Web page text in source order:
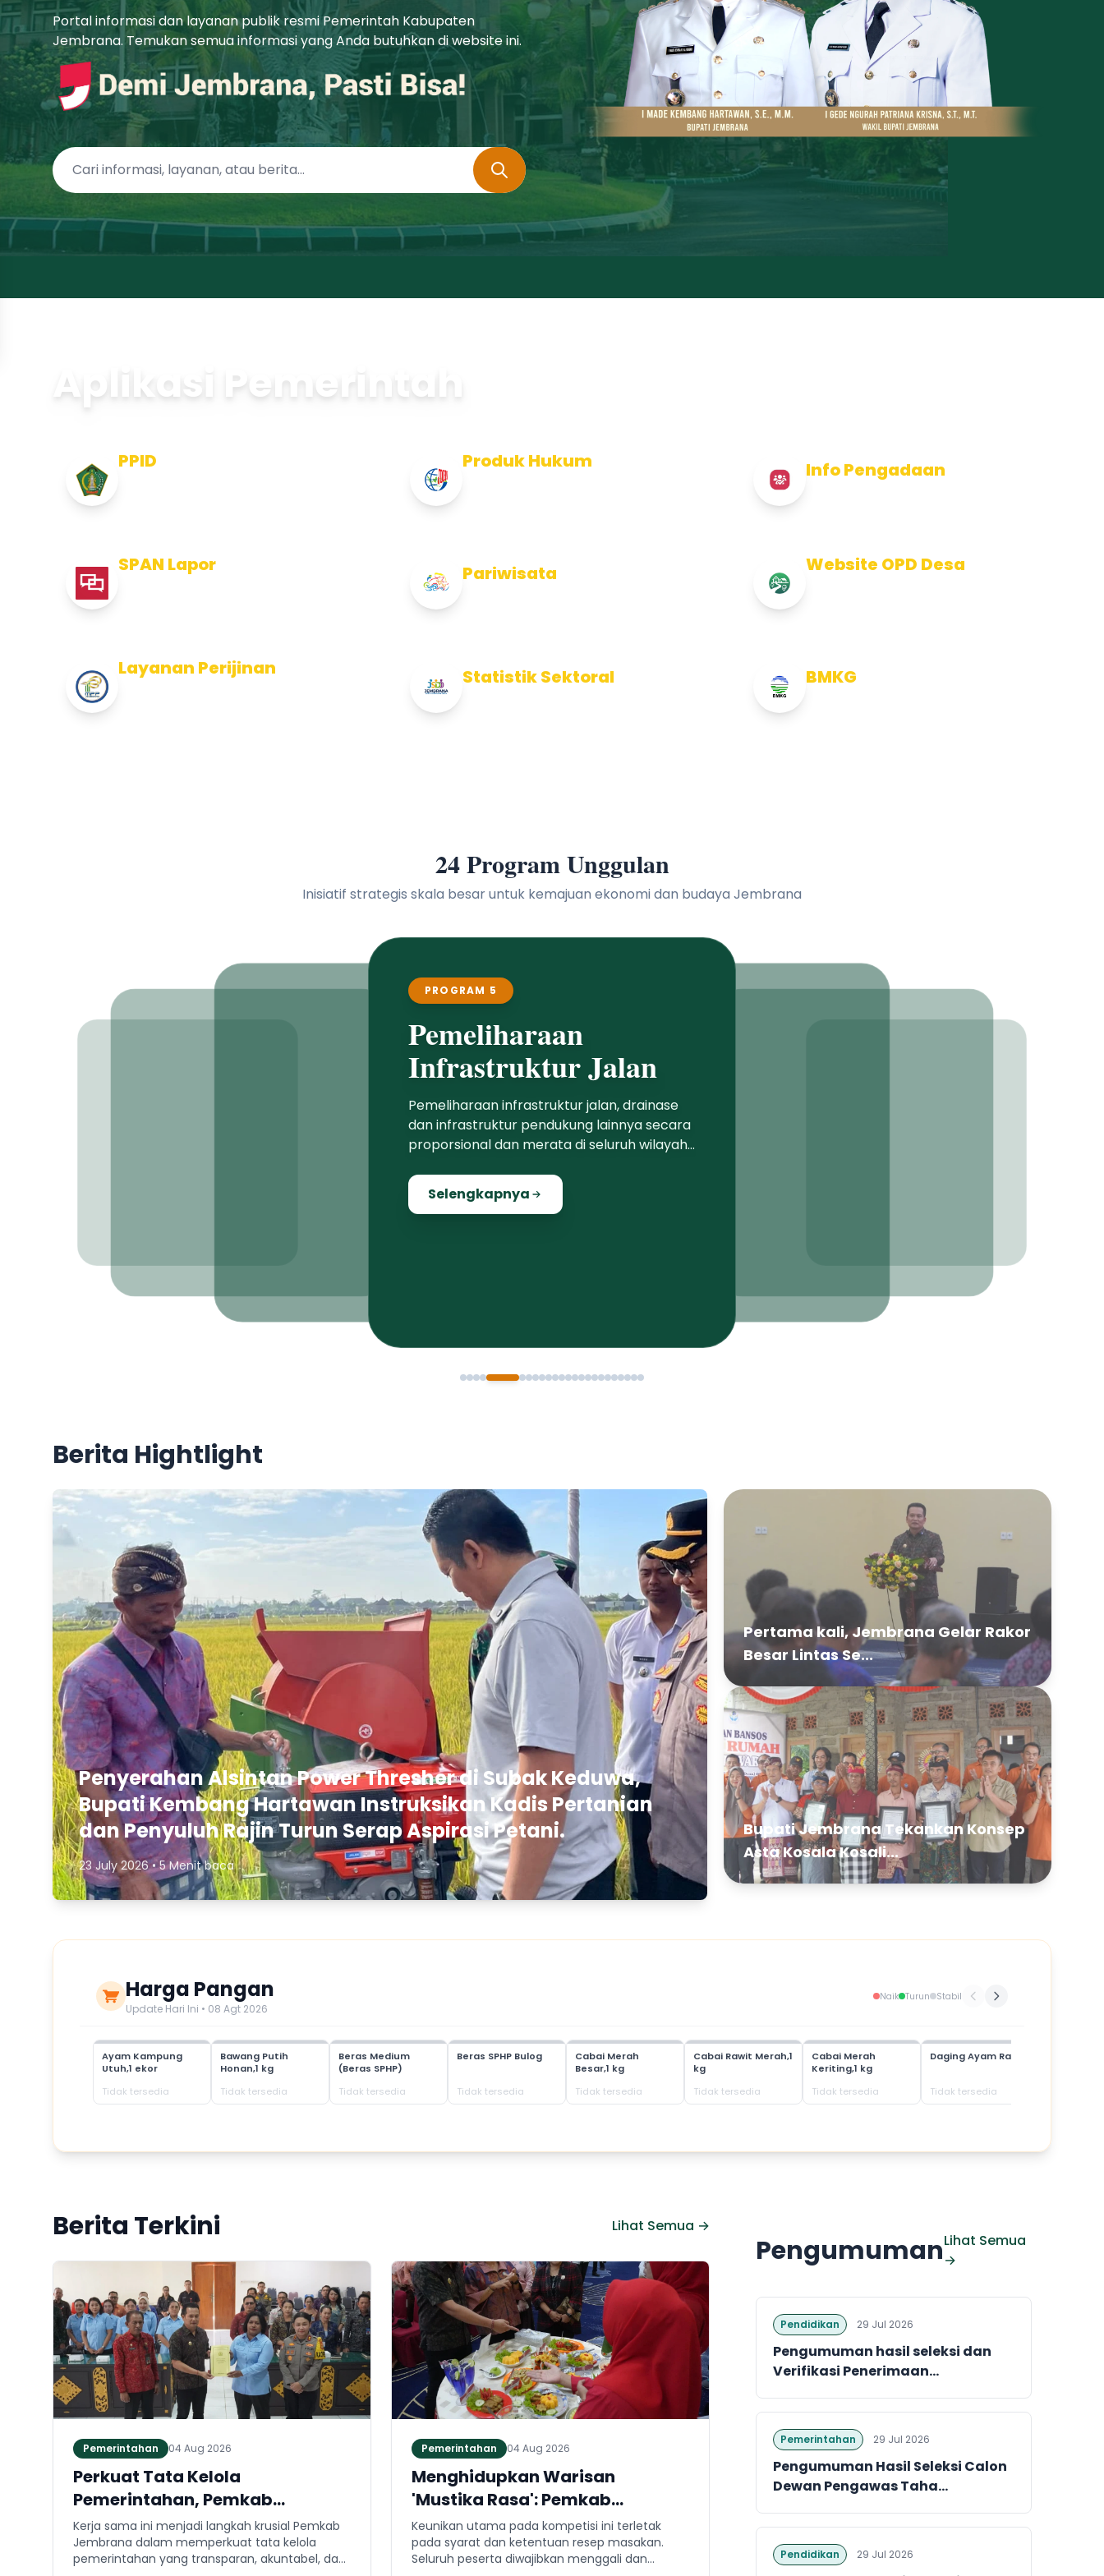
Portal informasi dan layanan publik resmi Pemerintah Kabupaten
Jembrana. Temukan semua informasi yang Anda butuhkan di website ini.
Aplikasi Pemerintah
PPID Produk Hukum Info Pengadaan
SPAN Lapor Pariwisata Website OPD Desa
Layanan Perijinan Statistik Sektoral BMKG
24 Program Unggulan
Inisiatif strategis skala besar untuk kemajuan ekonomi dan budaya Jembrana
PROGRAM 5
Pemeliharaan
Infrastruktur Jalan
Pemeliharaan infrastruktur jalan, drainase
dan infrastruktur pendukung lainnya secara
proporsional dan merata di seluruh wilayah
Selengkapnya
Berita Hightlight
Penyerahan Alsintan Power Thresher di Subak Keduwa,
Bupati Kembang Hartawan Instruksikan Kadis Pertanian
dan Penyuluh Rajin Turun Serap Aspirasi Petani.
23 July 2026 • 5 Menit baca
Pertama kali, Jembrana Gelar Rakor
Besar Lintas Se...
Bupati Jembrana Tekankan Konsep
Asta Kosala Kosali...
Harga Pangan
Update Hari Ini • 08 Agt 2026
Naik Turun Stabil
Ayam Kampung
Utuh,1 ekor
Tidak tersedia
Bawang Putih
Honan,1 kg
Tidak tersedia
Beras Medium
(Beras SPHP)
Tidak tersedia
Beras SPHP Bulog
Tidak tersedia
Cabai Merah
Besar,1 kg
Tidak tersedia
Cabai Rawit Merah,1
kg
Tidak tersedia
Cabai Merah
Keriting,1 kg
Tidak tersedia
Daging Ayam Ras
Tidak tersedia
Berita Terkini Lihat Semua →
Pemerintahan 04 Aug 2026
Perkuat Tata Kelola
Pemerintahan, Pemkab
Jembrana dan Kejari Jembrana
Sepakati Kerja Sama Hukum
Datun
Kerja sama ini menjadi langkah krusial Pemkab
Jembrana dalam memperkuat tata kelola
pemerintahan yang transparan, akuntabel, dan
Pemerintahan 04 Aug 2026
Menghidupkan Warisan
'Mustika Rasa': Pemkab
Jembrana Gali Keteladanan
Bung Karno Lewat Lomba Cipta
Menu Kuliner
Keunikan utama pada kompetisi ini terletak
pada syarat dan ketentuan resep masakan.
Seluruh peserta diwajibkan menggali dan
PengumumanLihat Semua
→
Pendidikan 29 Jul 2026
Pengumuman hasil seleksi dan
Verifikasi Penerimaan...
Pemerintahan 29 Jul 2026
Pengumuman Hasil Seleksi Calon
Dewan Pengawas Taha...
Pendidikan 29 Jul 2026